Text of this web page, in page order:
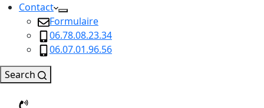
Contact
Formulaire
06.78.08.23.34
06.07.01.96.56
Search